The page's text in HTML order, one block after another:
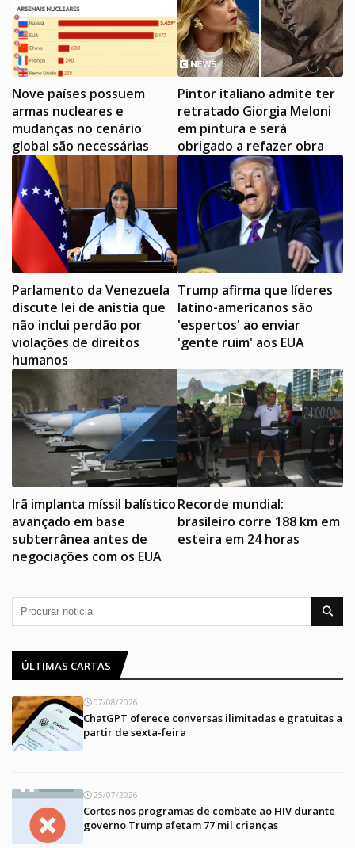
Nove países possuem
armas nucleares e
mudanças no cenário
global são necessárias
Pintor italiano admite ter
retratado Giorgia Meloni
em pintura e será
obrigado a refazer obra
Parlamento da Venezuela
discute lei de anistia que
não inclui perdão por
violações de direitos
humanos
Trump afirma que líderes
latino-americanos são
'espertos' ao enviar
'gente ruim' aos EUA
Irã implanta míssil balístico
avançado em base
subterrânea antes de
negociações com os EUA
Recorde mundial:
brasileiro corre 188 km em
esteira em 24 horas
ÚLTIMAS CARTAS
07/08/2026
ChatGPT oferece conversas ilimitadas e gratuitas a
partir de sexta-feira
25/07/2026
Cortes nos programas de combate ao HIV durante
governo Trump afetam 77 mil crianças